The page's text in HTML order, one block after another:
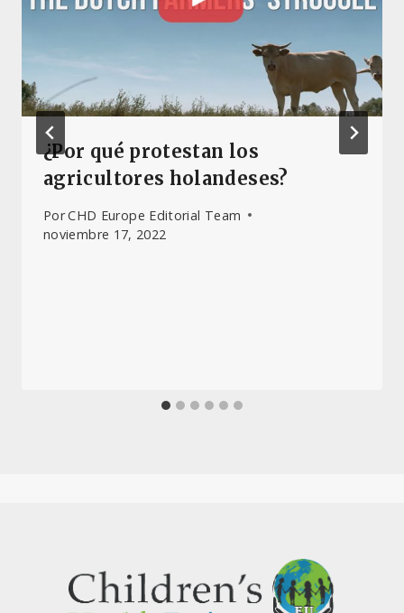
¿Por qué protestan los
agricultores holandeses?
PorCHD Europe Editorial Team
noviembre 17, 2022